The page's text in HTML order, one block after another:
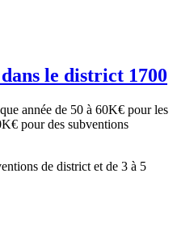
le district 1700
année de 50 à 60K€ pour les
pour des subventions
de district et de 3 à 5